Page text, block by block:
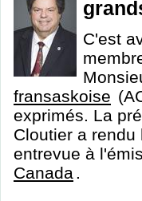
C'est
fransaskoise
exprimés. La
Cloutier a
entrevue à
Canada .